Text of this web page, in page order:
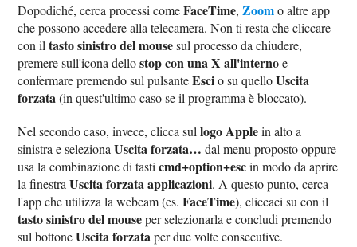
Dopodiché, cerca processi comeFaceTime,Zoomo altre app
che possono accedere alla telecamera. Non ti resta che cliccare
con iltasto sinistro del mousesul processo da chiudere,
premere sull'icona dellostop con una X all'internoe
confermare premendo sul pulsanteEscio su quelloUscita
forzata(in quest'ultimo caso se il programma è bloccato).
Nel secondo caso, invece, clicca sullogo Applein alto a
sinistra e selezionaUscita forzata… dal menu proposto oppure
usa la combinazione di tasticmd+option+escin modo da aprire
la finestraUscita forzata applicazioni. A questo punto, cerca
l'app che utilizza la webcam (es.FaceTime), cliccaci su con il
tasto sinistro del mouseper selezionarla e concludi premendo
sul bottoneUscita forzataper due volte consecutive.